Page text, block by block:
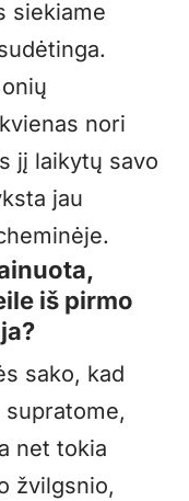
siekiame
nori
jį laikytų savo
jau
iš pirmo
sako, kad
net tokia
žvilgsnio,